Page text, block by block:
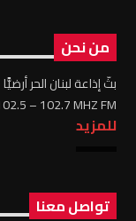
من نحن
بثّ إذاعة لبنان الحر
– 102.7 MHZ FM
للمزيد
تواصل معنا